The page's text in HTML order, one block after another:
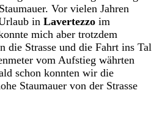
Vor vielen Jahren
inLavertezzo im
mich aber trotzdem
die Strasse und die Fahrt ins Tal
vom Aufstieg währten
schon konnten wir die
Staumauer von der Strasse